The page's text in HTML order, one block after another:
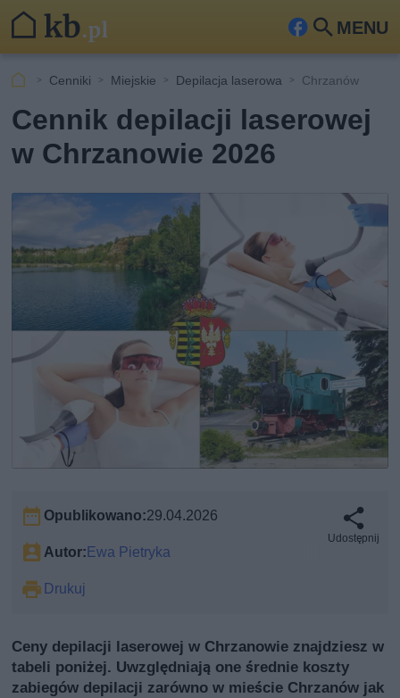
MENU
Fa
ook
Szu
kaj
Cenniki Miejskie Depilacja laserowa Chrzanów
Cennik depilacji laserowej
w Chrzanowie 2026
Opublikowano:29.04.2026
Autor: Ewa Pietryka
Drukuj
Udostępnij
Ceny depilacji laserowej w Chrzanowie znajdziesz w
tabeli poniżej. Uwzględniają one średnie koszty
zabiegów depilacji zarówno w mieście Chrzanów jak